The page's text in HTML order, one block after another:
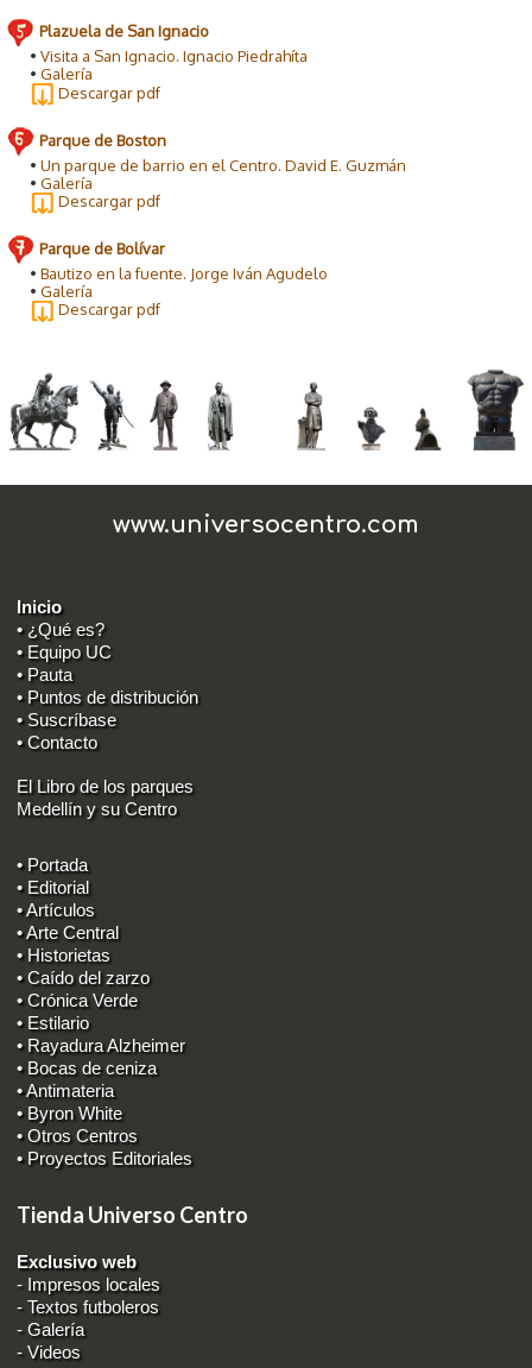
Plazuela de San Ignacio
•Visita a San Ignacio. Ignacio Piedrahíta
•Galería
Descargar pdf
Parque de Boston
•Un parque de barrio en el Centro. David E. Guzmán
•Galería
Descargar pdf
Parque de Bolívar
•Bautizo en la fuente. Jorge Iván Agudelo
•Galería
Descargar pdf
www.universocentro.com
Inicio
• ¿Qué es?
• Equipo UC
• Pauta
• Puntos de distribución
• Suscríbase
• Contacto
El Libro de los parques
Medellín y su Centro
• Portada
• Editorial
• Artículos
• Arte Central
• Historietas
• Caído del zarzo
• Crónica Verde
• Estilario
• Rayadura Alzheimer
• Bocas de ceniza
• Antimateria
• Byron White
• Otros Centros
• Proyectos Editoriales
Tienda Universo Centro
Exclusivo web
- Impresos locales
-Textos futboleros
-Galería
-Videos